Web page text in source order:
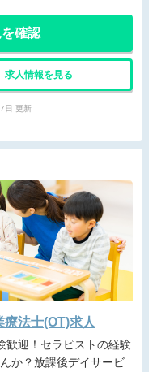
確認
求人情報を見る
日 更新
法士(OT)求人
か？放課後デイサービ